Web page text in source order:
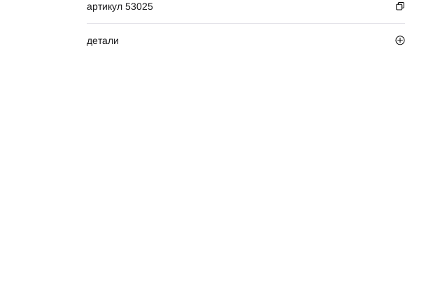
артикул 53025
детали